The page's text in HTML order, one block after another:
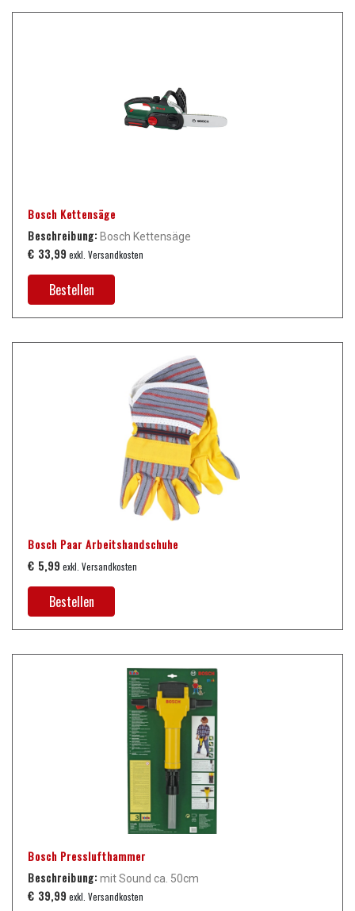
Bosch Kettensäge
Beschreibung: Bosch Kettensäge
€ 33,99 exkl. Versandkosten
Bestellen
Bosch Paar Arbeitshandschuhe
€ 5,99 exkl. Versandkosten
Bestellen
Bosch Presslufthammer
Beschreibung: mit Sound ca. 50cm
€ 39,99 exkl. Versandkosten